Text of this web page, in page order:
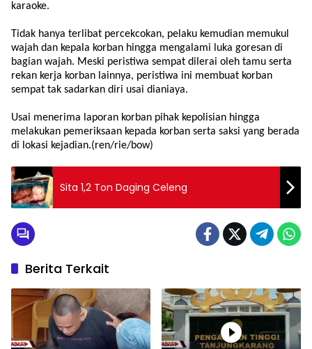
karaoke.
Tidak hanya terlibat percekcokan, pelaku kemudian memukul
wajah dan kepala korban hingga mengalami luka goresan di
bagian wajah. Meski peristiwa sempat dilerai oleh tamu serta
rekan kerja korban lainnya, peristiwa ini membuat korban
sempat tak sadarkan diri usai dianiaya.
Usai menerima laporan korban pihak kepolisian hingga
melakukan pemeriksaan kepada korban serta saksi yang berada
di lokasi kejadian.(ren/rie/bow)
Sita 1,2 Ton Daging Celeng
Berita Terkait